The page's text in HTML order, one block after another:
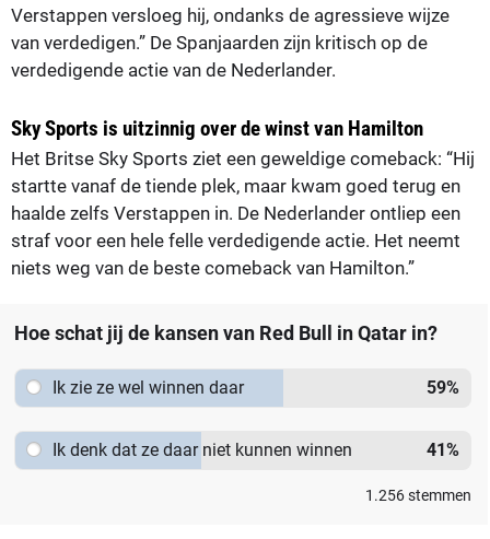
Verstappen versloeg hij, ondanks de agressieve wijze
van verdedigen.” De Spanjaarden zijn kritisch op de
verdedigende actie van de Nederlander.
Sky Sports is uitzinnig over de winst van Hamilton
Het Britse Sky Sports ziet een geweldige comeback: “Hij
startte vanaf de tiende plek, maar kwam goed terug en
haalde zelfs Verstappen in. De Nederlander ontliep een
straf voor een hele felle verdedigende actie. Het neemt
niets weg van de beste comeback van Hamilton.”
Hoe schat jij de kansen van Red Bull in Qatar in?
Ik zie ze wel winnen daar 59%
Ik denk dat ze daar niet kunnen winnen 41%
1.256stemmen